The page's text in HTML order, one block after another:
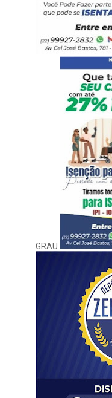
GRAU